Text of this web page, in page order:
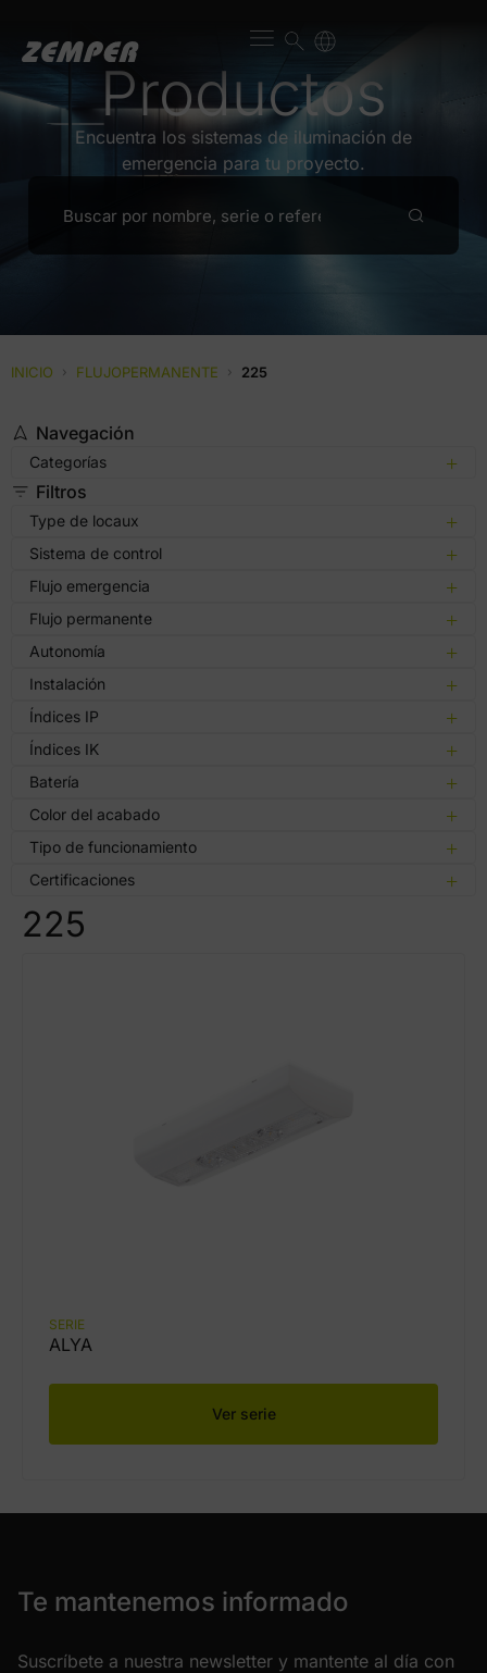
Productos
Encuentra los sistemas de iluminación de
emergencia para tu proyecto.
INICIO › FLUJOPERMANENTE › 225
Navegación
Categorías
Filtros
Type de locaux
Sistema de control
Flujo emergencia
Flujo permanente
Autonomía
Instalación
Índices IP
Índices IK
Batería
Color del acabado
Tipo de funcionamiento
Certificaciones
225
SERIE
ALYA
Ver serie
Te mantenemos informado
Suscríbete a nuestra newsletter y mantente al día con